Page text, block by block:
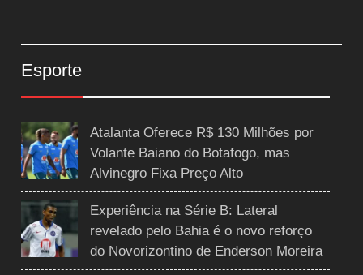
Esporte
Atalanta Oferece R$ 130 Milhões por
Volante Baiano do Botafogo, mas
Alvinegro Fixa Preço Alto
Experiência na Série B: Lateral
revelado pelo Bahia é o novo reforço
do Novorizontino de Enderson Moreira